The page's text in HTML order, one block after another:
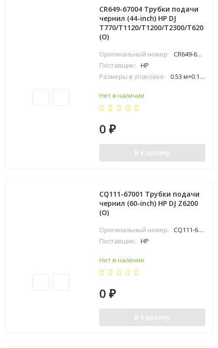
CR649-67004 Трубки подачи
чернил (44-inch) HP DJ
T770/T1120/T1200/T2300/T620
(O)
Оригинальный номер:
CR649-67004
Поставщик:
HP
Размеры в упаковке:
0.53 м×0.12 м×0.73 м
Нет в наличии
0₽
В корзину
CQ111-67001 Трубки подачи
чернил (60-inch) HP DJ Z6200
(O)
Оригинальный номер:
CQ111-67001
Поставщик:
HP
Нет в наличии
0₽
В корзину